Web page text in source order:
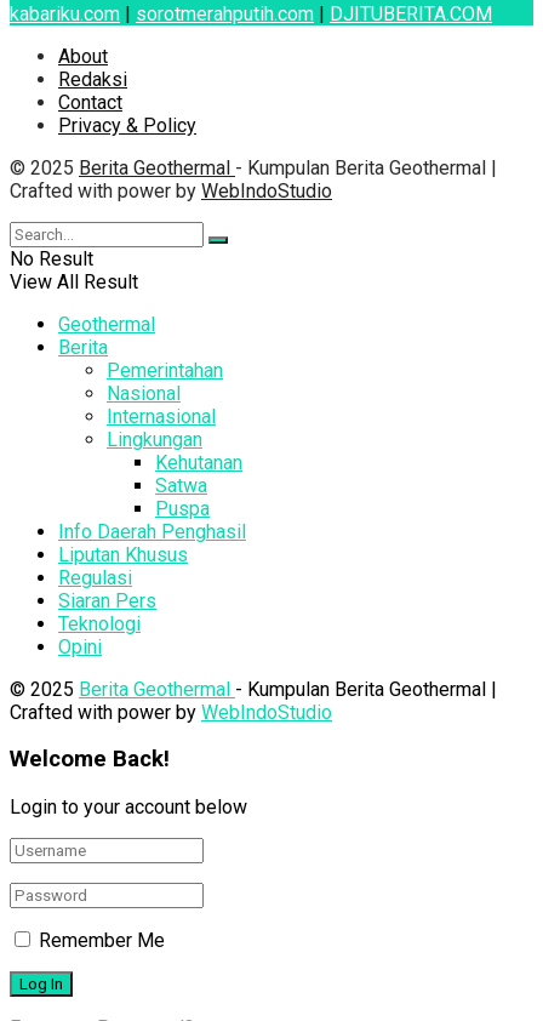
kabariku.com | sorotmerahputih.com | DJITUBERITA.COM
About
Redaksi
Contact
Privacy & Policy
© 2025 Berita Geothermal - Kumpulan Berita Geothermal |
Crafted with power by WebIndoStudio
No Result
View All Result
Geothermal
Berita
Pemerintahan
Nasional
Internasional
Lingkungan
Kehutanan
Satwa
Puspa
Info Daerah Penghasil
Liputan Khusus
Regulasi
Siaran Pers
Teknologi
Opini
© 2025 Berita Geothermal - Kumpulan Berita Geothermal |
Crafted with power by WebIndoStudio
Welcome Back!
Login to your account below
Remember Me